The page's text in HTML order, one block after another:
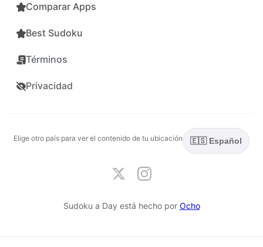
Comparar Apps
Best Sudoku
Términos
Privacidad
Elige otro país para ver el contenido de tu ubicación 🇪🇸 Español
Sudoku a Day está hecho por Ocho